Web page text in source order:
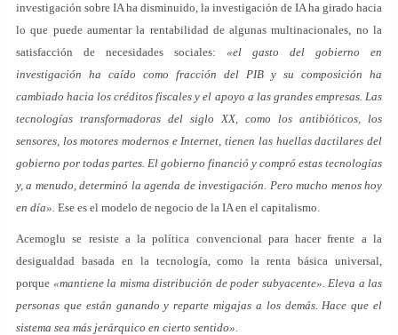
investigación sobre IA ha disminuido, la investigación de IA ha girado hacia
lo que puede aumentar la rentabilidad de algunas multinacionales, no la
satisfacción de necesidades sociales: «el gasto del gobierno en
investigación ha caído como fracción del PIB y su composición ha
cambiado hacia los créditos fiscales y el apoyo a las grandes empresas. Las
tecnologías transformadoras del siglo XX, como los antibióticos, los
sensores, los motores modernos e Internet, tienen las huellas dactilares del
gobierno por todas partes. El gobierno financió y compró estas tecnologías
y, a menudo, determinó la agenda de investigación. Pero mucho menos hoy
en día». Ese es el modelo de negocio de la IA en el capitalismo.
Acemoglu se resiste a la política convencional para hacer frente a la
desigualdad basada en la tecnología, como la renta básica universal,
porque «mantiene la misma distribución de poder subyacente». Eleva a las
personas que están ganando y reparte migajas a los demás. Hace que el
sistema sea más jerárquico en cierto sentido».